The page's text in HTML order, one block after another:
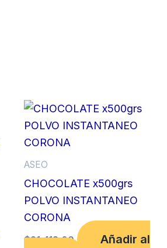
ASEO
CHOCOLATE x500grs
POLVO INSTANTANEO
CORONA
$21,418.00
Añadir al